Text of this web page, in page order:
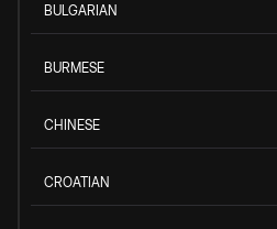
BULGARIAN
BURMESE
CHINESE
CROATIAN